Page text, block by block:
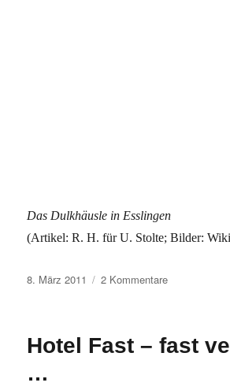
Das Dulkhäusle in Esslingen
(Artikel: R. H. für U. Stolte; Bilder:
Veröffentlicht
8. März 2011 2 Kommentarezu
Albert
Hotel Fast – fast
…